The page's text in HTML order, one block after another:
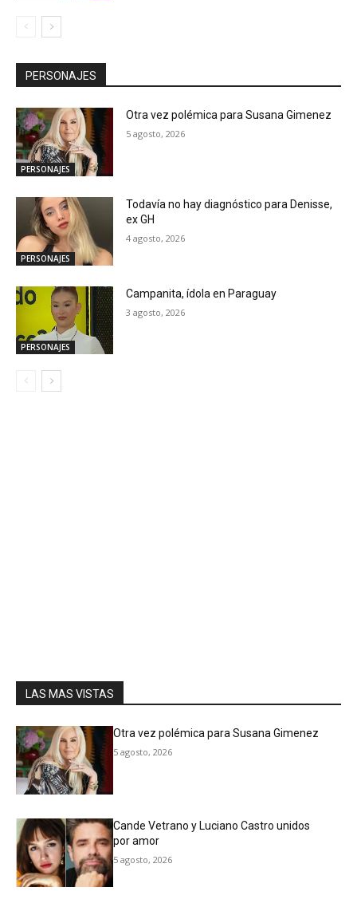
PERSONAJES
PERSONAJES
Otra vez polémica para Susana Gimenez
5 agosto, 2026
PERSONAJES
Todavía no hay diagnóstico para Denisse,
ex GH
4 agosto, 2026
PERSONAJES
Campanita, ídola en Paraguay
3 agosto, 2026
LAS MAS VISTAS
Otra vez polémica para Susana Gimenez
5 agosto, 2026
Cande Vetrano y Luciano Castro unidos
por amor
5 agosto, 2026